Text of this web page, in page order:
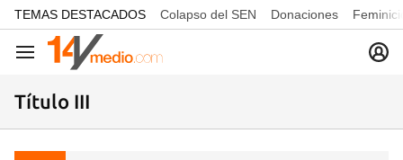
common.go-to-content
TEMAS DESTACADOS Colapso del SEN Donaciones
Navegación
Título III